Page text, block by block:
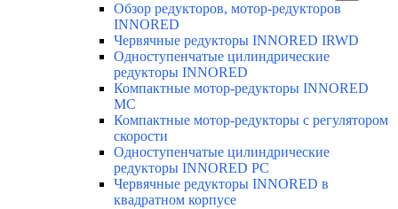
Обзор редукторов, мотор-редукторов
INNORED
Червячные редукторы INNORED IRWD
Одноступенчатые цилиндрические
редукторы INNORED
Компактные мотор-редукторы INNORED
MC
Компактные мотор-редукторы с регулятором
скорости
Одноступенчатые цилиндрические
редукторы INNORED PC
Червячные редукторы INNORED в
квадратном корпусе